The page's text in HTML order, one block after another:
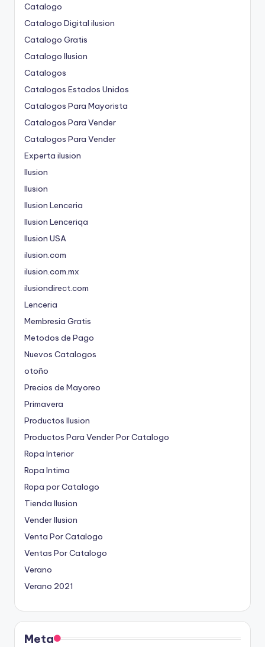
Catalogo
Catalogo Digital ilusion
Catalogo Gratis
Catalogo Ilusion
Catalogos
Catalogos Estados Unidos
Catalogos Para Mayorista
Catalogos Para Vender
Catalogos Para Vender
Experta ilusion
Ilusion
Ilusion
Ilusion Lenceria
Ilusion Lenceriqa
Ilusion USA
ilusion.com
ilusion.com.mx
ilusiondirect.com
Lenceria
Membresia Gratis
Metodos de Pago
Nuevos Catalogos
otoño
Precios de Mayoreo
Primavera
Productos Ilusion
Productos Para Vender Por Catalogo
Ropa Interior
Ropa Intima
Ropa por Catalogo
Tienda Ilusion
Vender Ilusion
Venta Por Catalogo
Ventas Por Catalogo
Verano
Verano 2021
Meta